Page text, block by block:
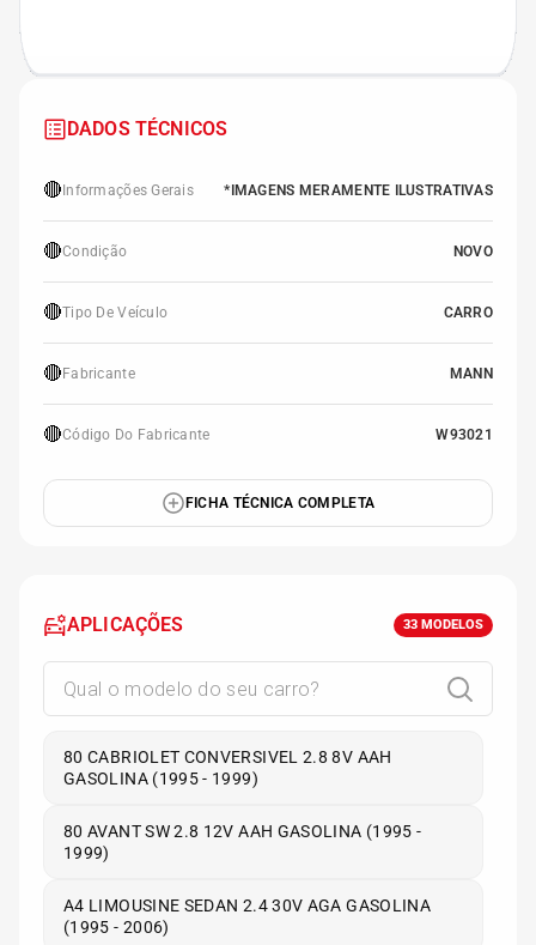
DADOS TÉCNICOS
🔴 Informações Gerais *IMAGENS MERAMENTE ILUSTRATIVAS
🔴Condição NOVO
🔴Tipo De Veículo CARRO
🔴 Fabricante MANN
🔴Código Do Fabricante W93021
FICHA TÉCNICA COMPLETA
APLICAÇÕES 33 MODELOS
80 CABRIOLET CONVERSIVEL 2.8 8V AAH
GASOLINA (1995 - 1999)
80 AVANT SW 2.8 12V AAH GASOLINA (1995 -
1999)
A4 LIMOUSINE SEDAN 2.4 30V AGA GASOLINA
(1995 - 2006)